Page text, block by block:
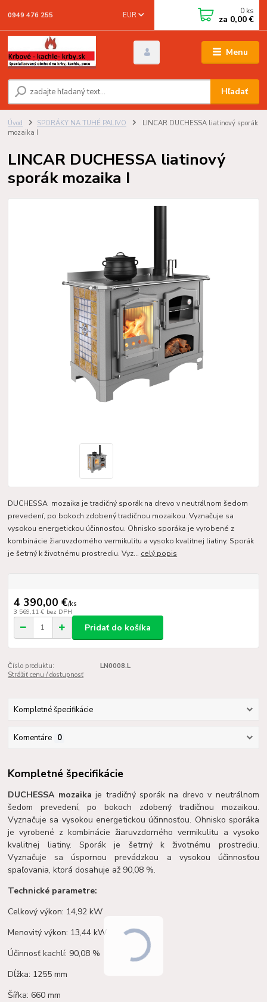
Menu
EUR
Hľadať
0949 476 255 0 ks
za 0,00 €
Úvod SPORÁKY NA TUHÉ PALIVO
LINCAR DUCHESSA liatinový sporák
mozaika I
LINCAR DUCHESSA liatinový
sporák mozaika I
DUCHESSA mozaika je tradičný sporák na drevo v neutrálnom šedom
prevedení, po bokoch zdobený tradičnou mozaikou. Vyznačuje sa
vysokou energetickou účinnosťou. Ohnisko sporáka je vyrobené z
kombinácie žiaruvzdorného vermikulitu a vysoko kvalitnej liatiny. Sporák
je šetrný k životnému prostrediu. Vyz... celý popis
4 390,00 €/ks
3 569,11 € bez DPH
Pridať do košíka
Číslo produktu:
LN0008.L
Strážiť cenu / dostupnosť
Kompletné špecifikácie
Komentáre 0
Kompletné špecifikácie
DUCHESSA mozaikaje tradičný sporák na drevo v neutrálnom
šedom prevedení, po bokoch zdobený tradičnou mozaikou.
Vyznačuje sa vysokou energetickou účinnosťou. Ohnisko sporáka
je vyrobené z kombinácie žiaruvzdorného vermikulitu a vysoko
kvalitnej liatiny. Sporák je šetrný k životnému prostrediu.
Vyznačuje sa úspornou prevádzkou a vysokou účinnosťou
spaľovania, ktorá dosahuje až 90,08 %.
Technické parametre:
Celkový výkon: 14,92 kW
Menovitý výkon: 13,44 kW
Účinnosť kachlí: 90,08 %
Dĺžka: 1255 mm
Šířka: 660 mm